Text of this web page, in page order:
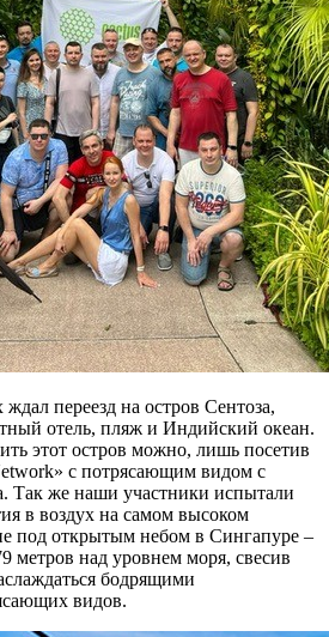
переезд на остров Сентоза,
отель, пляж и Индийский океан.
этот остров можно, лишь посетив
с потрясающим видом с
Так же наши участники испытали
в воздух на самом высоком
под открытым небом в Сингапуре –
метров над уровнем моря, свесив
бодрящими
видов.